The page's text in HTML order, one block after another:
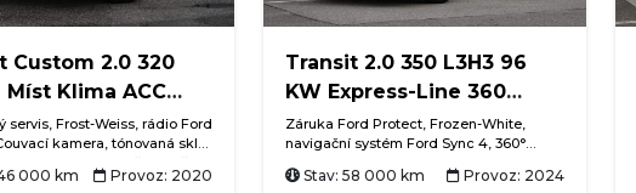
Custom 2.0 320
Míst Klima ACC
servis, Frost-Weiss, rádio Ford
kamera, tónovaná skla,
rozvedená do zadní
000 km Provoz: 2020
Transit 2.0 350 L3H3 96
KW Express-Line 360
kamera
Záruka Ford Protect, Frozen-White,
navigační systém Ford Sync 4, 360°
Paket, Express Line-Paket, Sitz-Paket 15,
Stav: 58 000 km Provoz: 2024